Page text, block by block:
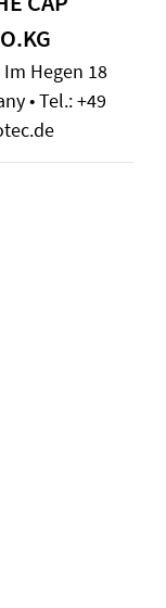
Hegen 18
• Tel.: +49